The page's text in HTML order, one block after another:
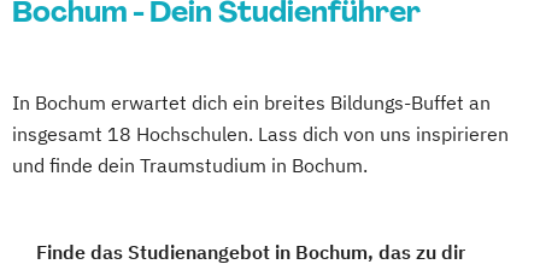
Bochum - Dein Studienführer
In Bochum erwartet dich ein breites Bildungs-Buffet an
insgesamt 18 Hochschulen. Lass dich von uns inspirieren
und finde dein Traumstudium in Bochum.
Finde das Studienangebot in Bochum, das zu dir